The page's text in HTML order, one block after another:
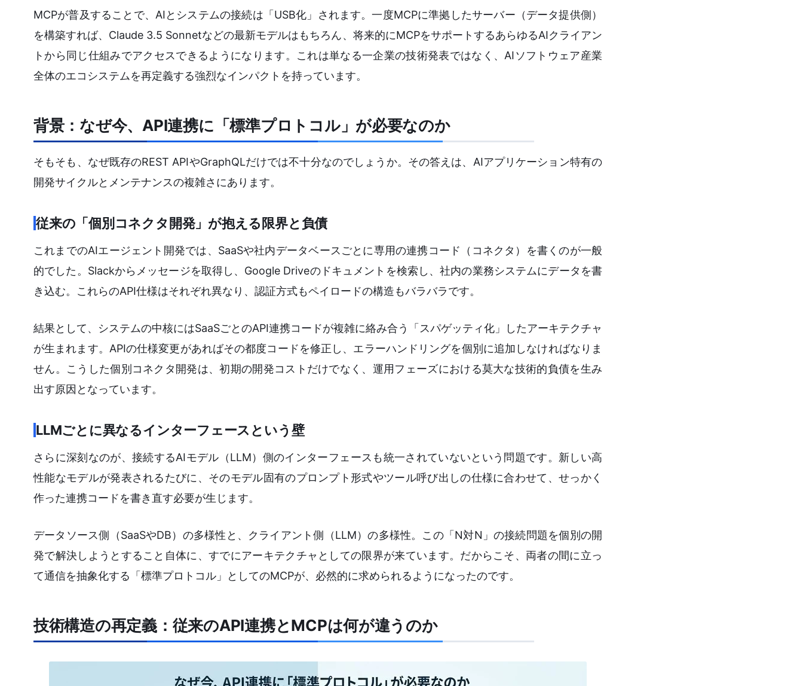
MCPが普及することで、AIとシステムの接続は「USB化」されます。一度MCPに準拠したサーバー（データ提供側）
を構築すれば、Claude 3.5 Sonnetなどの最新モデルはもちろん、将来的にMCPをサポートするあらゆるAIクライアン
トから同じ仕組みでアクセスできるようになります。これは単なる一企業の技術発表ではなく、AIソフトウェア産業
全体のエコシステムを再定義する強烈なインパクトを持っています。
背景：なぜ今、API連携に「標準プロトコル」が必要なのか
そもそも、なぜ既存のREST APIやGraphQLだけでは不十分なのでしょうか。その答えは、AIアプリケーション特有の
開発サイクルとメンテナンスの複雑さにあります。
従来の「個別コネクタ開発」が抱える限界と負債
これまでのAIエージェント開発では、SaaSや社内データベースごとに専用の連携コード（コネクタ）を書くのが一般
的でした。Slackからメッセージを取得し、Google Driveのドキュメントを検索し、社内の業務システムにデータを書
き込む。これらのAPI仕様はそれぞれ異なり、認証方式もペイロードの構造もバラバラです。
結果として、システムの中核にはSaaSごとのAPI連携コードが複雑に絡み合う「スパゲッティ化」したアーキテクチャ
が生まれます。APIの仕様変更があればその都度コードを修正し、エラーハンドリングを個別に追加しなければなりま
せん。こうした個別コネクタ開発は、初期の開発コストだけでなく、運用フェーズにおける莫大な技術的負債を生み
出す原因となっています。
LLMごとに異なるインターフェースという壁
さらに深刻なのが、接続するAIモデル（LLM）側のインターフェースも統一されていないという問題です。新しい高
性能なモデルが発表されるたびに、そのモデル固有のプロンプト形式やツール呼び出しの仕様に合わせて、せっかく
作った連携コードを書き直す必要が生じます。
データソース側（SaaSやDB）の多様性と、クライアント側（LLM）の多様性。この「N対N」の接続問題を個別の開
発で解決しようとすること自体に、すでにアーキテクチャとしての限界が来ています。だからこそ、両者の間に立っ
て通信を抽象化する「標準プロトコル」としてのMCPが、必然的に求められるようになったのです。
技術構造の再定義：従来のAPI連携とMCPは何が違うのか